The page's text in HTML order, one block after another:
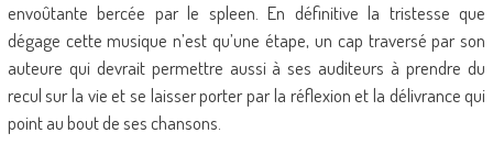
envoûtante bercée par le spleen. En définitive la tristesse que
dégage cette musique n’est qu’une étape, un cap traversé par son
auteure qui devrait permettre aussi à ses auditeurs à prendre du
recul sur la vie et se laisser porter par la réflexion et la délivrance qui
point au bout de ses chansons.